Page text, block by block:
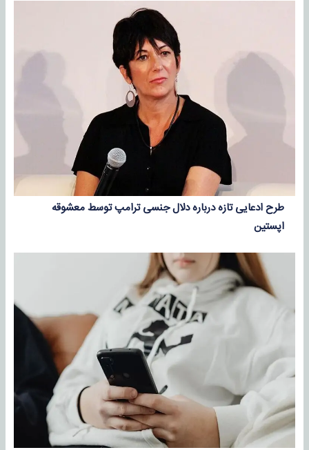
طرح ادعایی تازه درباره دلال جنسی ترامپ توسط معشوقه
اپستین